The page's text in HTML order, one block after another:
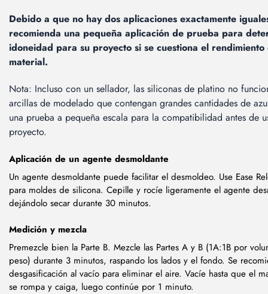
Debido a que no hay dos aplicaciones exactamente
recomienda una pequeña aplicación de prueba para
idoneidad para su proyecto si se cuestiona el rendimiento
material.
Nota: Incluso con un sellador, las siliconas de platino no
arcillas de modelado que contengan grandes cantidades de
una prueba a pequeña escala para la compatibilidad antes de
proyecto.
Aplicación de un agente desmoldante
Un agente desmoldante puede facilitar el desmoldeo. Use Ease
para moldes de silicona. Cepille y rocíe ligeramente el agente
dejándolo secar durante 30 minutos.
Medición y mezcla
Premezcle bien la Parte B. Mezcle las Partes A y B (1A:1B por
peso) durante 3 minutos, raspando los lados y el fondo. Se
desgasificación al vacío para eliminar el aire. Vacíe hasta que el
se rompa y caiga, luego continúe por 1 minuto.